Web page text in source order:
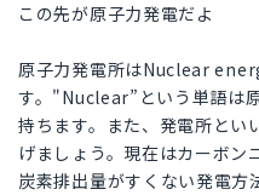
この先が原子力発電だよ
原子力発電所はNuclear
す。"Nuclear”という単語は
持ちます。また、発電所と
げましょう。現在はカーボ
炭素排出量がすくない発電